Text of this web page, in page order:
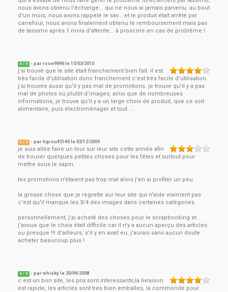
nous avons obtenu l'échange... qui ne nous ai jamais parvenu. au bout
d'un mois, nous avons rappelé le sav... et le produit était arrêté par
carrefour, nous avons finalement obtenu le remboursement mais pas
de tassimo après 1 mois d'attente... à proscrire en cas de problème !
4 / 5 - parrose9696le15/03/2010
j’ai trouvé que le site était franchement bien fait. il est
très facile d’utilisation donc franchement c’est très facile d’utilisation.
j’ai trouvée aussi qu’il y pas mal de promotions. je trouve qu’il y a pas
mal de photos ou plutôt d’images, ainsi que de nombreuses
informations, je trouve qu’il y a un large choix de produit, que ce soit
alimentaire, puis électroménager et tout …
3 / 5 - partigrou45140 le03/12/2009
je suis allée faire un tour sur leur site cette année afin
de trouver quelques petites choses pour les fêtes et surtout pour
mettre sous le sapin.
les promotions n'étaient pas trop mal alors j'en ai profiter un peu.
la grosse chose que je regrette sur leur site qui n'aide vraiment pas
c'est qu'il manque les 3/4 des images dans certaines catégories.
personnellement, j'ai acheté des choses pour le scrapbooking et
j'avoue que le choix était difficile car il n'y a aucun aperçu des articles
ou presque !!! d'ailleurs, s'il y en avait eu, j'aurais sans aucun doute
acheter beaucoup plus !
4 / 5 - parwhisky le30/04/2008
c est un bon site, les prix sont interessants,la livraison
est rapide, les articles sont tres bien emballes, la commonde pour